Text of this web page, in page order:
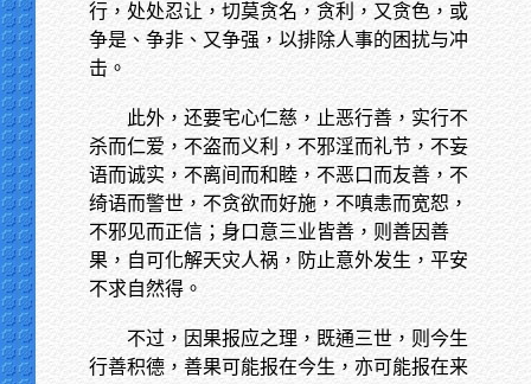
行，处处忍让，切莫贪名，贪利，又贪色，或
争是、争非、又争强，以排除人事的困扰与冲
击。
此外，还要宅心仁慈，止恶行善，实行不
杀而仁爱，不盗而义利，不邪淫而礼节，不妄
语而诚实，不离间而和睦，不恶口而友善，不
绮语而警世，不贪欲而好施，不嗔恚而宽恕，
不邪见而正信；身口意三业皆善，则善因善
果，自可化解天灾人祸，防止意外发生，平安
不求自然得。
不过，因果报应之理，既通三世，则今生
行善积德，善果可能报在今生，亦可能报在来